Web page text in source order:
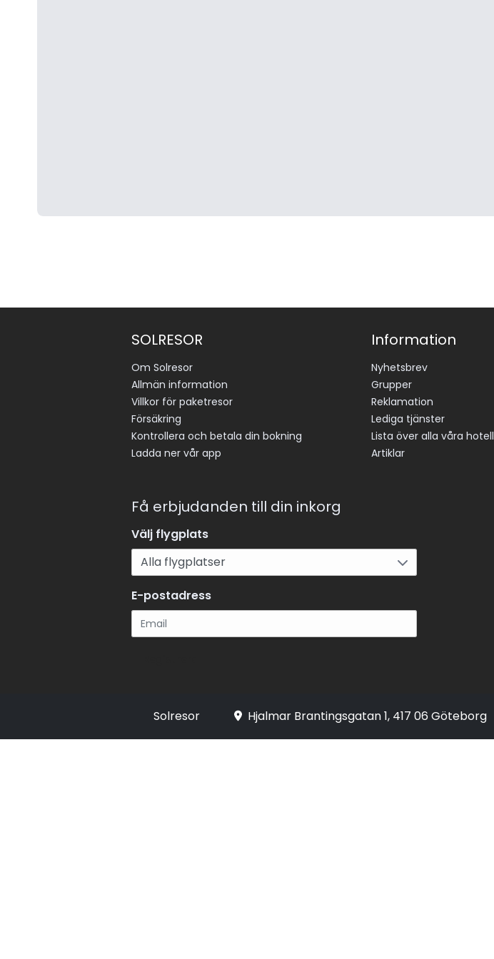
SOLRESOR
Om Solresor
Allmän information
Villkor för paketresor
Försäkring
Kontrollera och betala din bokning
Ladda ner vår app
Information
Nyhetsbrev
Grupper
Reklamation
Lediga tjänster
Lista över alla våra hotell
Artiklar
Få erbjudanden till din inkorg
Välj flygplats
E-postadress
Solresor Hjalmar Brantingsgatan 1, 417 06 Göteborg